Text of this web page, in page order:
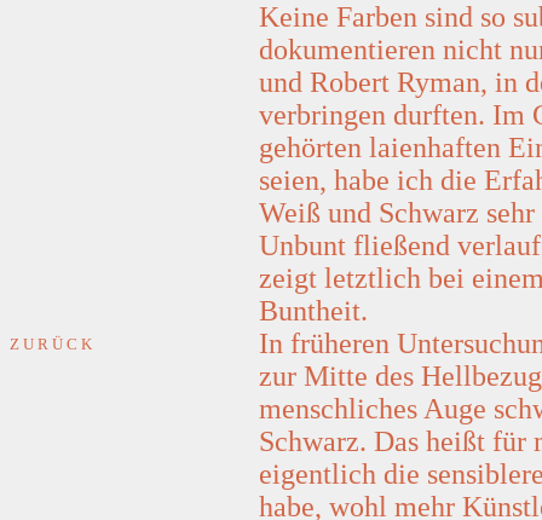
Z U R Ü C K
Keine Farben sind so
dokumentieren nicht
und Robert Ryman, in
verbringen durften. Im
gehörten laienhaften
seien, habe ich die
Weiß und Schwarz
Unbunt fließend
zeigt letztlich bei
Buntheit.
In früheren
zur Mitte des
menschliches Auge
Schwarz. Das heißt für
eigentlich die
habe, wohl mehr